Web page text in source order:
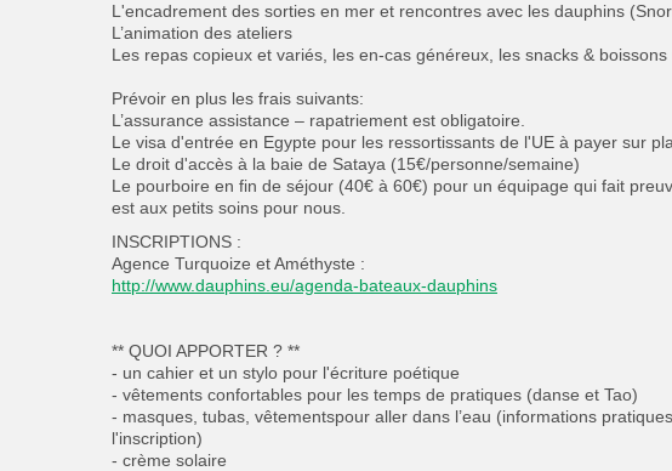
L'encadrement des sorties en mer et rencontres avec les dauphins
L’animation des ateliers
Les repas copieux et variés, les en-cas généreux, les snacks &
Prévoir en plus les frais suivants:
L’assurance assistance – rapatriement est obligatoire.
Le visa d'entrée en Egypte pour les ressortissants de l'UE à payer sur
Le droit d'accès à la baie de Sataya (15€/personne/semaine)
Le pourboire en fin de séjour (40€ à 60€) pour un équipage qui fait
est aux petits soins pour nous.
INSCRIPTIONS :
Agence Turquoize et Améthyste :
http://www.dauphins.eu/agenda-bateaux-dauphins
** QUOI APPORTER ? **
- un cahier et un stylo pour l'écriture poétique
- vêtements confortables pour les temps de pratiques (danse et Tao)
- masques, tubas, vêtementspour aller dans l’eau (informations
l'inscription)
- crème solaire